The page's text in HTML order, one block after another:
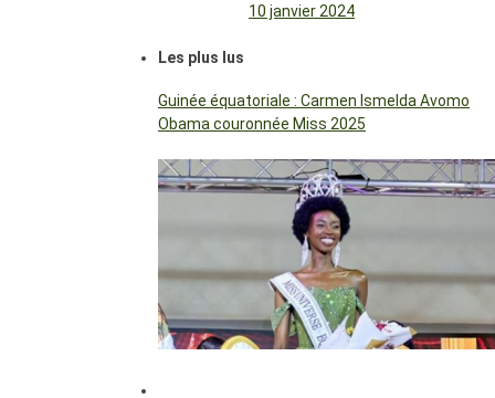
10 janvier 2024
Les plus lus
Guinée équatoriale : Carmen Ismelda Avomo
Obama couronnée Miss 2025